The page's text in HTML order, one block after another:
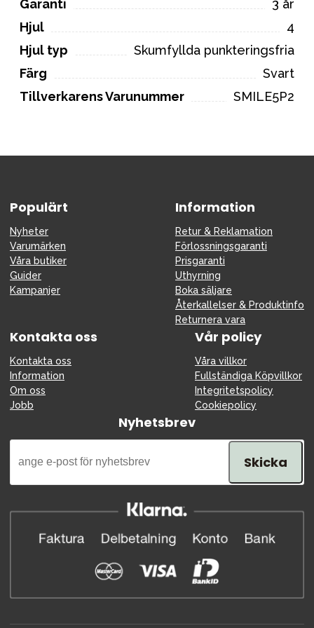
Garanti
3 år
Hjul
4
Hjul typ
Skumfyllda punkteringsfria
Färg
Svart
Tillverkarens Varunummer
SMILE5P2
Populärt
Nyheter
Varumärken
Våra butiker
Guider
Kampanjer
Information
Retur & Reklamation
Förlossningsgaranti
Prisgaranti
Uthyrning
Boka säljare
Återkallelser & Produktinfo
Returnera vara
Kontakta oss
Kontakta oss
Information
Om oss
Jobb
Vår policy
Våra villkor
Fullständiga Köpvillkor
Integritetspolicy
Cookiepolicy
Nyhetsbrev
Skicka